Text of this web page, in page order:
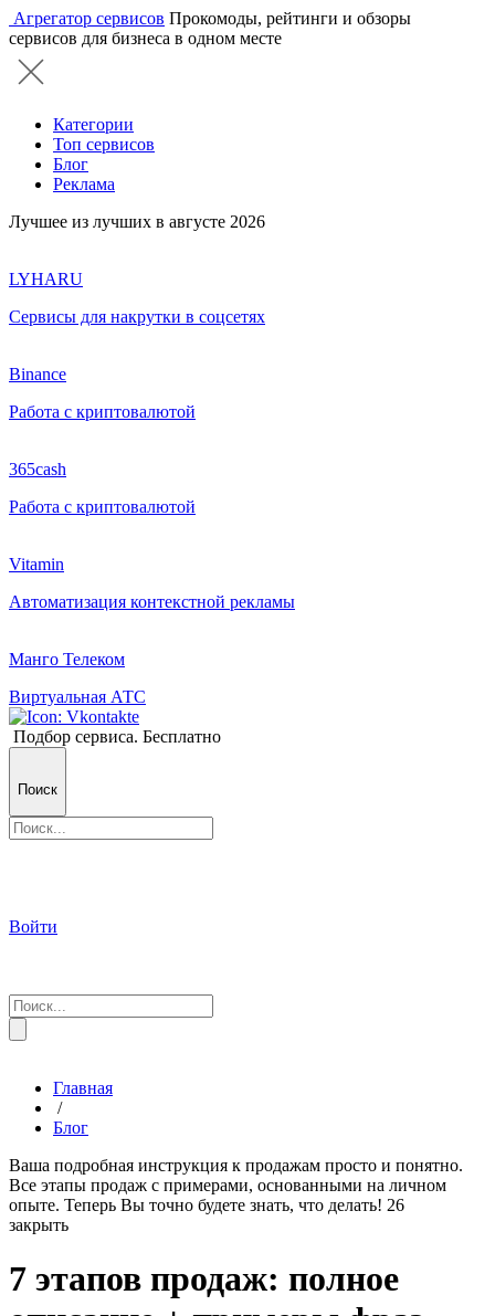
Агрегатор сервисов Прокомоды, рейтинги и обзоры
сервисов для бизнеса в одном месте
Категории
Топ сервисов
Блог
Реклама
Лучшее из лучших в августе 2026
LYHARU
Сервисы для накрутки в соцсетях
Binance
Работа с криптовалютой
365cash
Работа с криптовалютой
Vitamin
Автоматизация контекстной рекламы
Манго Телеком
Виртуальная АТС
Подбор сервиса. Бесплатно
Поиск
Войти
Главная
/
Блог
Ваша подробная инструкция к продажам просто и понятно.
Все этапы продаж с примерами, основанными на личном
опыте. Теперь Вы точно будете знать, что делать! 26
закрыть
7 этапов продаж: полное